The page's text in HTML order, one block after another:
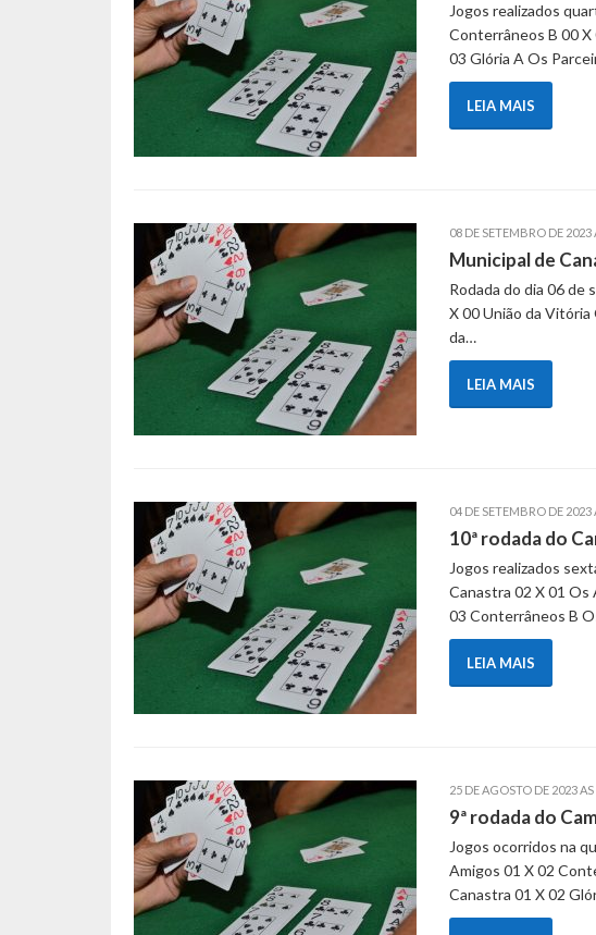
Jogos realizados
Conterrâneos B 00 X
03 Glória A Os
LEIA MAIS
08 DE SETEMBRO DE 2023
Municipal de
Rodada do dia 06 de
X 00 União da
da…
LEIA MAIS
04 DE SETEMBRO DE 2023
10ª rodada do
Jogos realizados
Canastra 02 X 01
03 Conterrâneos B
LEIA MAIS
25 DE AGOSTO DE 2023
9ª rodada do
Jogos ocorridos na
Amigos 01 X 02
Canastra 01 X 02